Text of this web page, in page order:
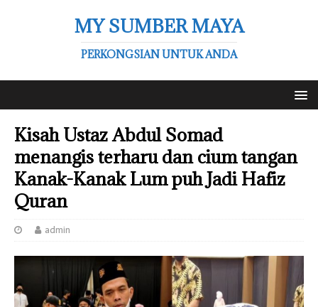
MY SUMBER MAYA
PERKONGSIAN UNTUK ANDA
Kisah Ustaz Abdul Somad
menangis terharu dan cium tangan
Kanak-Kanak Lum puh Jadi Hafiz
Quran
admin